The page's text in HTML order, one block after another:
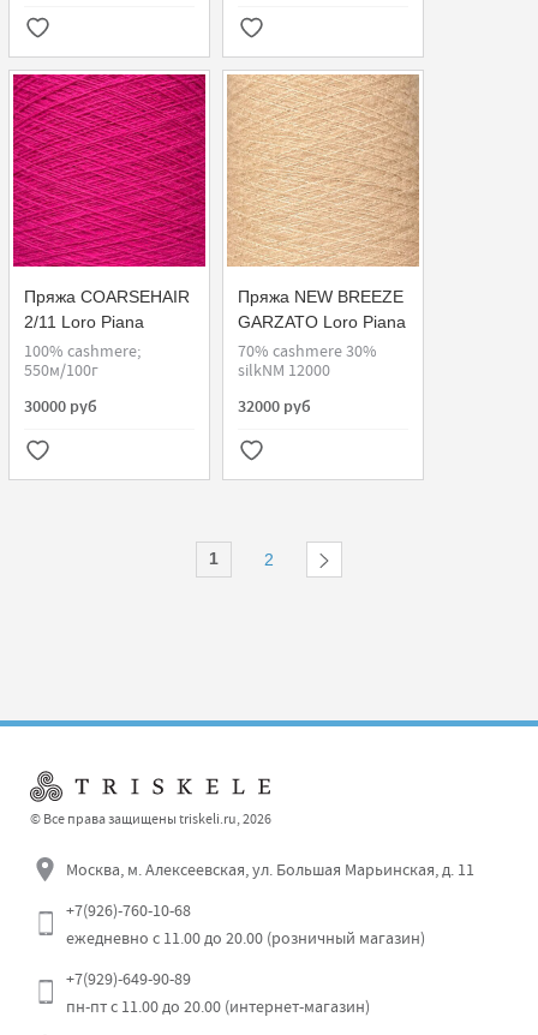
Пряжа COARSEHAIR
2/11 Loro Piana
100% cashmere;
550м/100г
30000 руб
Пряжа NEW BREEZE
GARZATO Loro Piana
70% cashmere 30%
silkNM 12000
32000 руб
1 2
© Все права защищены triskeli.ru, 2026
Москва, м. Алексеевская, ул. Большая Марьинская, д. 11
+7(926)-760-10-68
ежедневно с 11.00 до 20.00 (розничный магазин)
+7(929)-649-90-89
пн-пт с 11.00 до 20.00 (интернет-магазин)